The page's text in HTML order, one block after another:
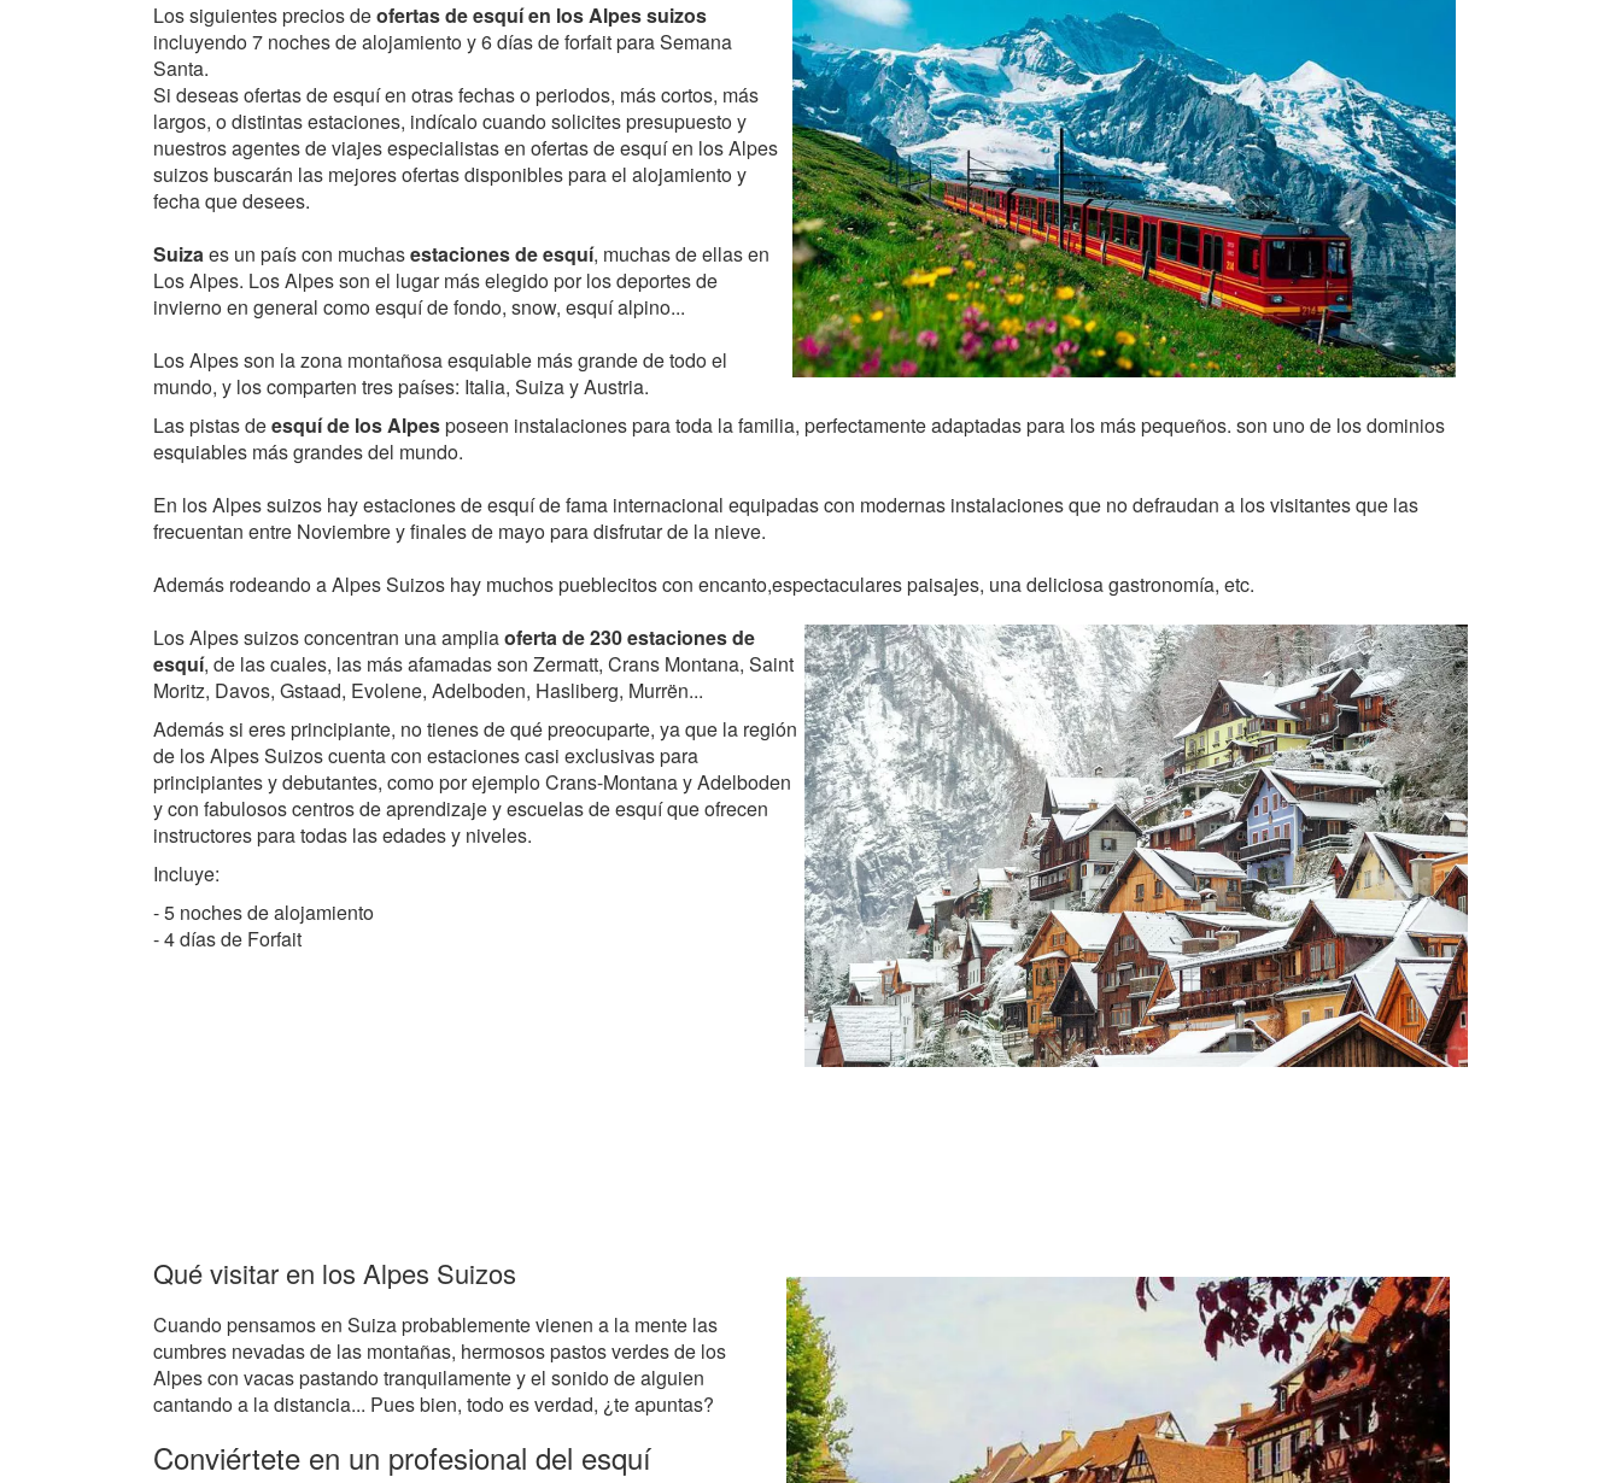
Los siguientes precios deofertas de esquí en los Alpes suizos
incluyendo 7 noches de alojamiento y 6 días de forfait para Semana
Santa.
Si deseas ofertas de esquí en otras fechas o periodos, más cortos, más
largos, o distintas estaciones, indícalo cuando solicites presupuesto y
nuestros agentes de viajes especialistas en ofertas de esquí en los Alpes
suizos buscarán las mejores ofertas disponibles para el alojamiento y
fecha que desees.
Suizaes un país con muchasestaciones de esquí, muchas de ellas en
Los Alpes. Los Alpes son el lugar más elegido por los deportes de
invierno en general como esquí de fondo, snow, esquí alpino...
Los Alpes son la zona montañosa esquiable más grande de todo el
mundo, y los comparten tres países: Italia, Suiza y Austria.
Las pistas deesquí de los Alpesposeen instalaciones para toda la familia, perfectamente adaptadas para los más pequeños. son uno de los dominios
esquiables más grandes del mundo.
En los Alpes suizos hay estaciones de esquí de fama internacional equipadas con modernas instalaciones que no defraudan a los visitantes que las
frecuentan entre Noviembre y finales de mayo para disfrutar de la nieve.
Además rodeando a Alpes Suizos hay muchos pueblecitos con encanto,espectaculares paisajes, una deliciosa gastronomía, etc.
Los Alpes suizos concentran una ampliaoferta de 230 estaciones de
esquí, de las cuales, las más afamadas son Zermatt, Crans Montana, Saint
Moritz, Davos, Gstaad, Evolene, Adelboden, Hasliberg, Murrën...
Además si eres principiante, no tienes de qué preocuparte, ya que la región
de los Alpes Suizos cuenta con estaciones casi exclusivas para
principiantes y debutantes, como por ejemplo Crans-Montana y Adelboden
y con fabulosos centros de aprendizaje y escuelas de esquí que ofrecen
instructores para todas las edades y niveles.
Incluye:
- 5 noches de alojamiento
- 4 días de Forfait
Qué visitar en los Alpes Suizos
Cuando pensamos en Suiza probablemente vienen a la mente las
cumbres nevadas de las montañas, hermosos pastos verdes de los
Alpes con vacas pastando tranquilamente y el sonido de alguien
cantando a la distancia... Pues bien, todo es verdad, ¿te apuntas?
Conviértete en un profesional del esquí